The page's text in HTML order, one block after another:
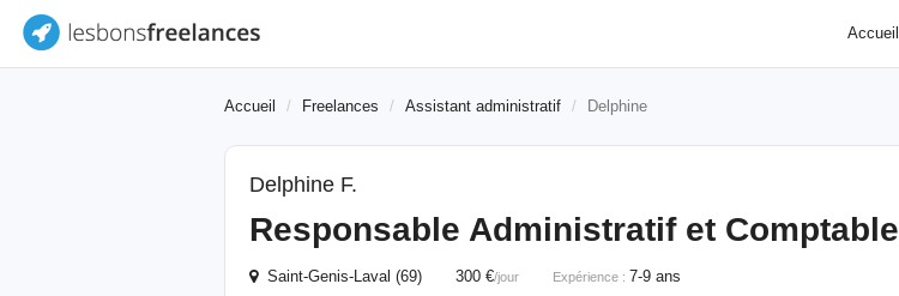
Accueil
Accueil Freelances Assistant administratif Delphine
Delphine F.
Responsable Administratif et Comptable
Saint-Genis-Laval (69) 300 €/jour Expérience : 7-9 ans